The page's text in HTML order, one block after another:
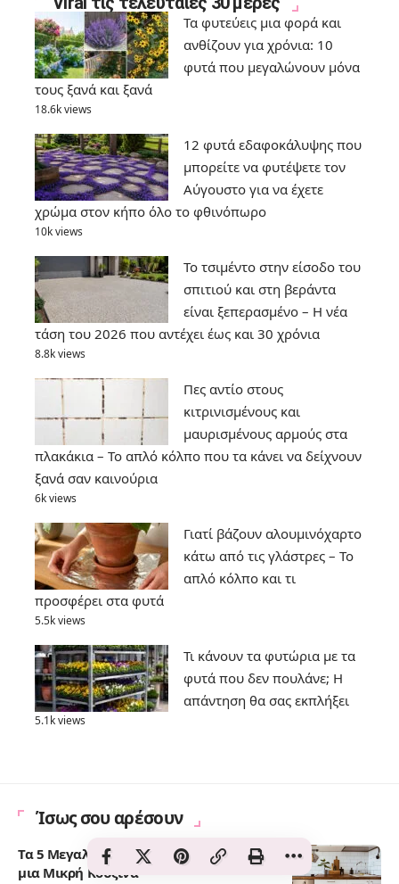
Τα φυτεύεις μια φορά και
ανθίζουν για χρόνια: 10
φυτά που μεγαλώνουν μόνα
τους ξανά και ξανά
18.6k views
12 φυτά εδαφοκάλυψης που
μπορείτε να φυτέψετε τον
Αύγουστο για να έχετε
χρώμα στον κήπο όλο το φθινόπωρο
10k views
Το τσιμέντο στην είσοδο του
σπιτιού και στη βεράντα
είναι ξεπερασμένο – Η νέα
τάση του 2026 που αντέχει έως και 30 χρόνια
8.8k views
Πες αντίο στους
κιτρινισμένους και
μαυρισμένους αρμούς στα
πλακάκια – Το απλό κόλπο που τα κάνει να δείχνουν
ξανά σαν καινούρια
6k views
Γιατί βάζουν αλουμινόχαρτο
κάτω από τις γλάστρες – Το
απλό κόλπο και τι
προσφέρει στα φυτά
5.5k views
Τι κάνουν τα φυτώρια με τα
φυτά που δεν πουλάνε; Η
απάντηση θα σας εκπλήξει
5.1k views
Ίσως σου αρέσουν
Τα 5 Μεγαλύτερα Λάθη Διακόσμησης για
μια Μικρή Κουζίνα